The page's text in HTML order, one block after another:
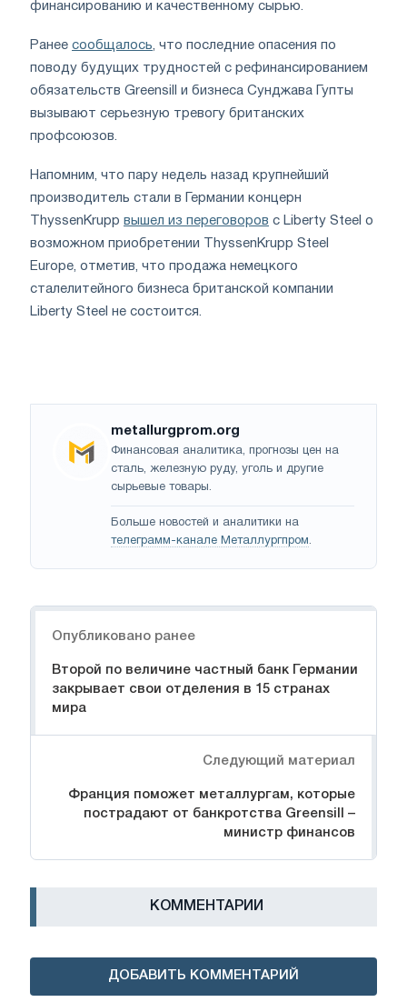
финансированию и качественному сырью.
Ранее сообщалось , что последние опасения по
поводу будущих трудностей с рефинансированием
обязательств Greensill и бизнеса Сунджава Гупты
вызывают серьезную тревогу британских
профсоюзов.
Напомним, что пару недель назад крупнейший
производитель стали в Германии концерн
ThyssenKrupp вышел из переговоров с Liberty Steel о
возможном приобретении ThyssenKrupp Steel
Europe, отметив, что продажа немецкого
сталелитейного бизнеса британской компании
Liberty Steel не состоится.
metallurgprom.org
Финансовая аналитика, прогнозы цен на
сталь, железную руду, уголь и другие
сырьевые товары.
Больше новостей и аналитики на
телеграмм-канале Металлургпром.
Опубликовано ранее
Второй по величине частный банк Германии
закрывает свои отделения в 15 странах
мира
Следующий материал
Франция поможет металлургам, которые
пострадают от банкротства Greensill –
министр финансов
КОММЕНТАРИИ
ДОБАВИТЬ КОММЕНТАРИЙ